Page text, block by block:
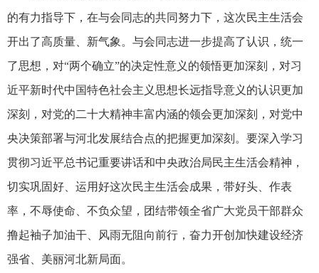
的有力指导下，在与会同志的共同努力下，这次民主生活会
开出了高质量、新气象。与会同志进一步提高了认识，统一
了思想，对“两个确立”的决定性意义的领悟更加深刻，对习
近平新时代中国特色社会主义思想长远指导意义的认识更加
深刻，对党的二十大精神丰富内涵的领会更加深刻，对党中
央决策部署与河北发展结合点的把握更加深刻。要深入学习
贯彻习近平总书记重要讲话和中央政治局民主生活会精神，
切实巩固好、运用好这次民主生活会成果，带好头、作表
率，不辱使命、不负众望，团结带领全省广大党员干部群众
撸起袖子加油干、风雨无阻向前行，奋力开创加快建设经济
强省、美丽河北新局面。